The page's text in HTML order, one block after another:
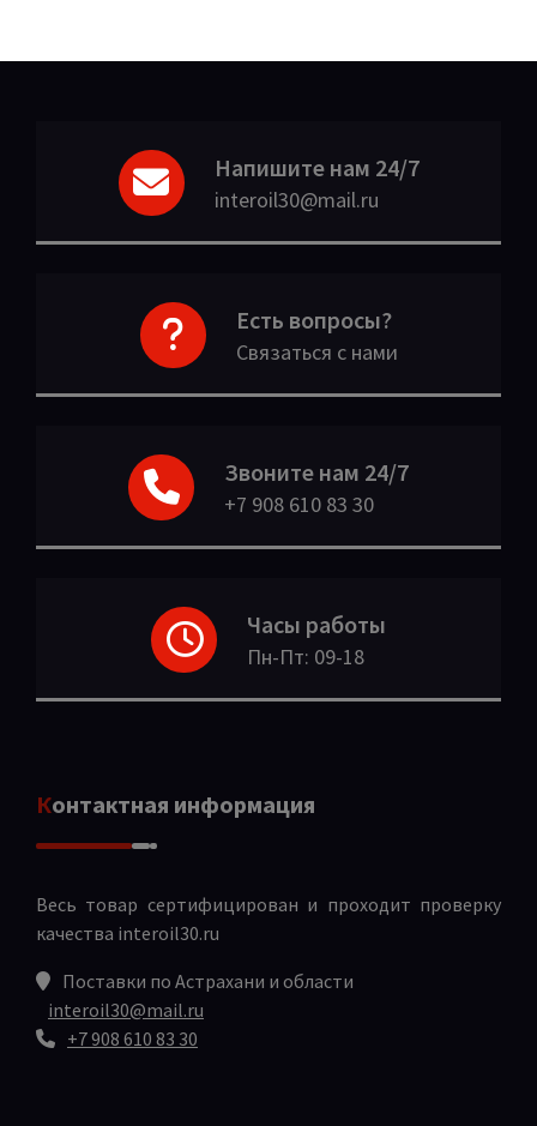
Напишите нам 24/7
interoil30@mail.ru
Есть вопросы?
Связаться с нами
Звоните нам 24/7
+7 908 610 83 30
Часы работы
Пн-Пт: 09-18
Контактная информация
Весь товар сертифицирован и проходит проверку
качества interoil30.ru
Поставки по Астрахани и области
interoil30@mail.ru
+7 908 610 83 30